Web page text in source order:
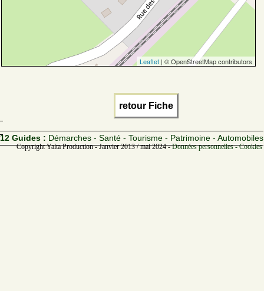
Leaflet | © OpenStreetMap contributors
retour Fiche
12 Guides : Démarches - Santé - Tourisme - Patrimoine - Automobiles
Copyright Yalta Production - Janvier 2013 / mai 2024 -Données personnelles -